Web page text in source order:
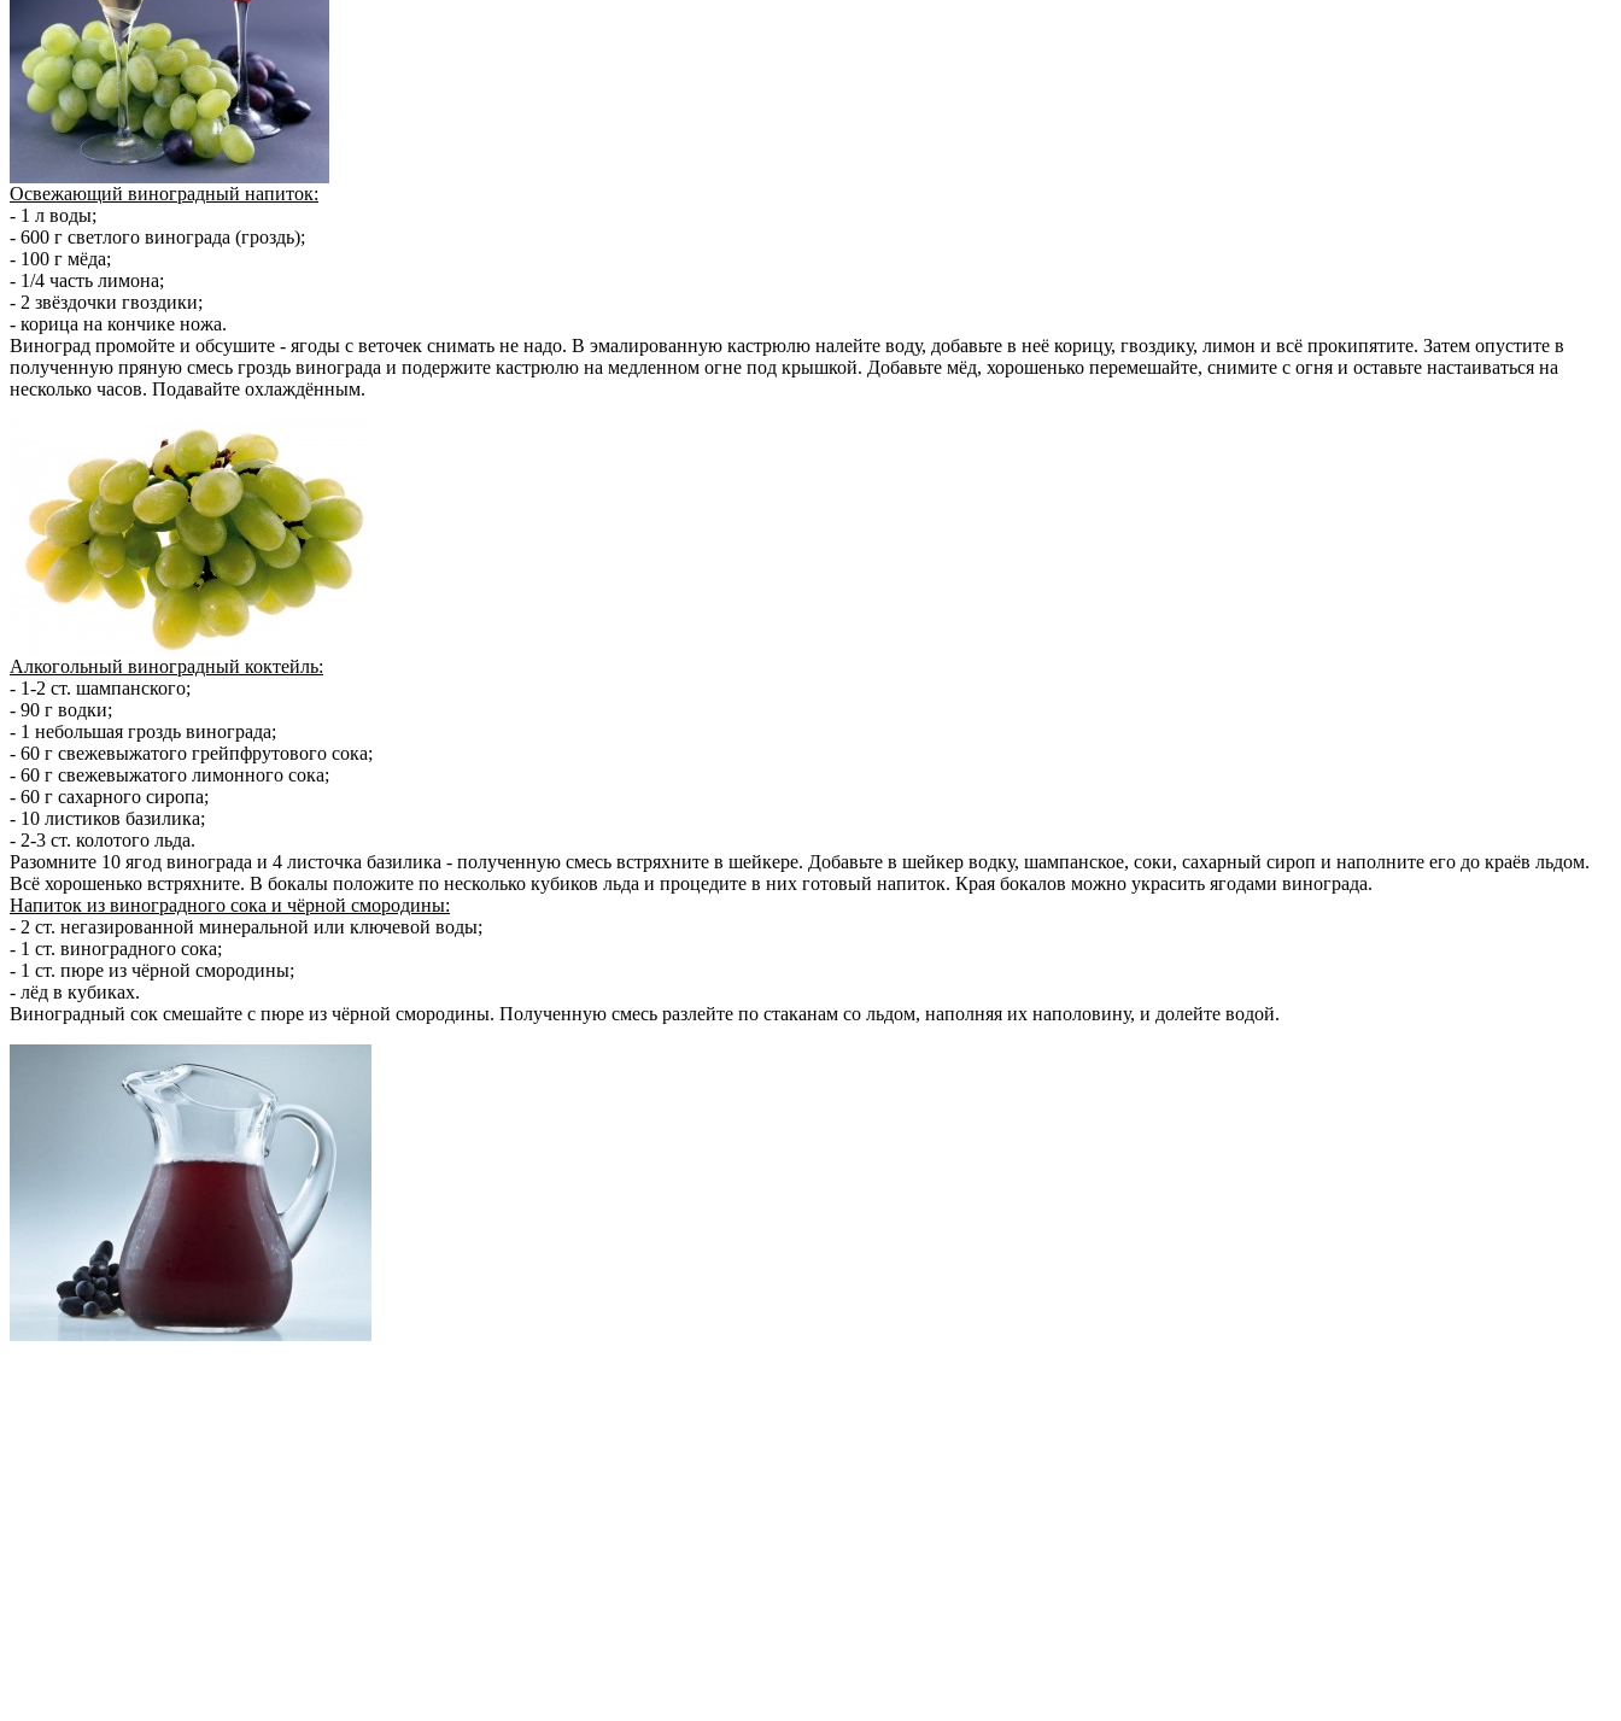
Освежающий виноградный напиток:
- 1 л воды;
- 600 г светлого винограда (гроздь);
- 100 г мёда;
- 1/4 часть лимона;
- 2 звёздочки гвоздики;
- корица на кончике ножа.
Виноград промойте и обсушите - ягоды с веточек снимать не надо. В эмалированную кастрюлю налейте воду, добавьте в неё корицу, гвоздику, лимон и всё прокипятите. Затем опустите в
полученную пряную смесь гроздь винограда и подержите кастрюлю на медленном огне под крышкой. Добавьте мёд, хорошенько перемешайте, снимите с огня и оставьте настаиваться на
несколько часов. Подавайте охлаждённым.
Алкогольный виноградный коктейль:
- 1-2 ст. шампанского;
- 90 г водки;
- 1 небольшая гроздь винограда;
- 60 г свежевыжатого грейпфрутового сока;
- 60 г свежевыжатого лимонного сока;
- 60 г сахарного сиропа;
- 10 листиков базилика;
- 2-3 ст. колотого льда.
Разомните 10 ягод винограда и 4 листочка базилика - полученную смесь встряхните в шейкере. Добавьте в шейкер водку, шампанское, соки, сахарный сироп и наполните его до краёв льдом.
Всё хорошенько встряхните. В бокалы положите по несколько кубиков льда и процедите в них готовый напиток. Края бокалов можно украсить ягодами винограда.
Напиток из виноградного сока и чёрной смородины:
- 2 ст. негазированной минеральной или ключевой воды;
- 1 ст. виноградного сока;
- 1 ст. пюре из чёрной смородины;
- лёд в кубиках.
Виноградный сок смешайте с пюре из чёрной смородины. Полученную смесь разлейте по стаканам со льдом, наполняя их наполовину, и долейте водой.